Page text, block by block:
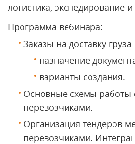
логистика, экспедирование
Программа вебинара:
Заказы на доставку
назначение
варианты создания.
Основные схемы работы
перевозчиками.
Организация тендеров
перевозчиками.